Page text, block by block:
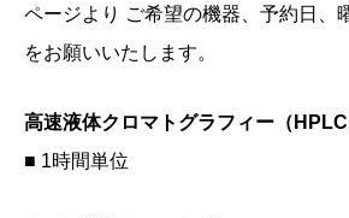
ページより ご希望の機器、予約日、
をお願いいたします。
高速液体クロマトグラフィー（HPLC
■ 1時間単位